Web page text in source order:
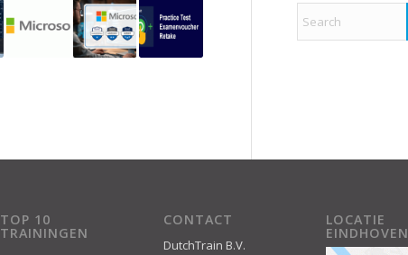
TOP 10
TRAININGEN
CONTACT
DutchTrain B.V.
LOCATIE
EINDHOVEN